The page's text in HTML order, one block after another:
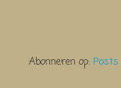
Abonneren op: